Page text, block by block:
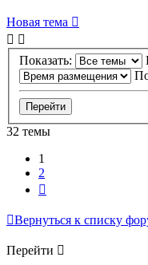
Новая тема
Показать:
32 темы
1
2
Вернуться к списку
Перейти